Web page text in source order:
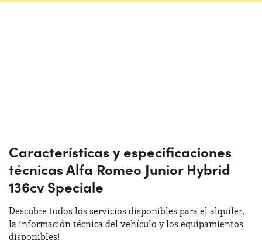
Características y especificaciones
técnicas Alfa Romeo Junior Hybrid
136cv Speciale
Descubre todos los servicios disponibles para el alquiler,
la información técnica del vehículo y los equipamientos
disponibles!